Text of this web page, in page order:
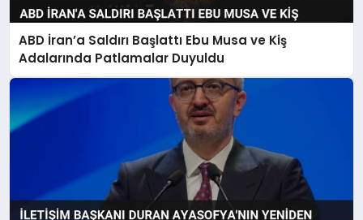
ABD İran’a Saldırı Başlattı Ebu Musa ve Kiş
Adalarında Patlamalar Duyuldu